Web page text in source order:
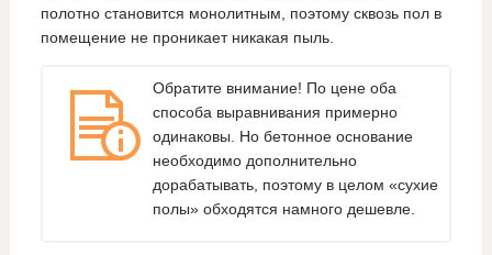
полотно становится монолитным, поэтому сквозь пол в
помещение не проникает никакая пыль.
Обратите внимание! По цене оба
способа выравнивания примерно
одинаковы. Но бетонное основание
необходимо дополнительно
дорабатывать, поэтому в целом «сухие
полы» обходятся намного дешевле.